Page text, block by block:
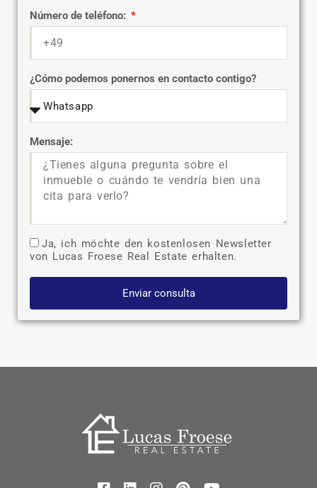
Número de teléfono:
¿Cómo podemos ponernos en contacto contigo?
Mensaje:
Ja, ich möchte den kostenlosen Newsletter
von Lucas Froese Real Estate erhalten.
Enviar consulta